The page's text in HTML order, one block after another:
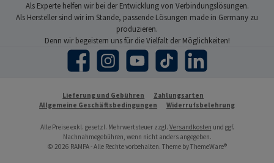
Als Experte helfen wir bei der Entwicklung von Verbindungslösungen.
Als Hersteller sind wir im Stande, passende Lösungen made in Germany zu
produzieren.
Denn wir begeistern uns für die Vielfalt der Möglichkeiten!
Facebook Instagram YouTube TikTok LinkedIn
Lieferung und Gebühren
Zahlungsarten
Allgemeine Geschäftsbedingungen
Widerrufsbelehrung
Alle Preise exkl. gesetzl. Mehrwertsteuer zzgl. Versandkosten und ggf.
Nachnahmegebühren, wenn nicht anders angegeben.
© 2026 RAMPA - Alle Rechte vorbehalten. Theme byThemeWare®